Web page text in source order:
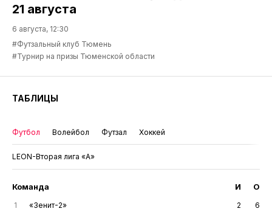
21 августа
6 августа, 12:30
#Футзальный клуб Тюмень
#Турнир на призы Тюменской области
ТАБЛИЦЫ
Футбол Волейбол Футзал Хоккей
LEON-Вторая лига «А»
Команда И О
1 «Зенит-2» 2
6